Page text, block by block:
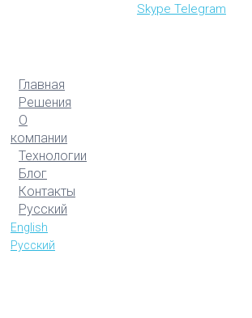
Skype Telegram
Главная
Решения
О
компании
Технологии
Блог
Контакты
Русский
English
Русский